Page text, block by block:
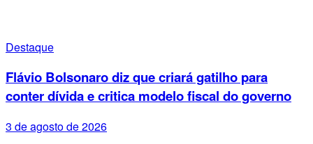
Destaque
Flávio Bolsonaro diz que criará gatilho para
conter dívida e critica modelo fiscal do governo
3 de agosto de 2026